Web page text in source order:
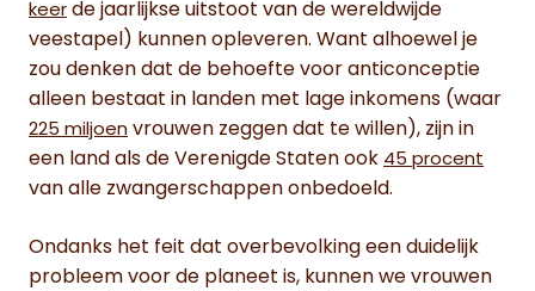
keer de jaarlijkse uitstoot van de wereldwijde
veestapel) kunnen opleveren. Want alhoewel je
zou denken dat de behoefte voor anticonceptie
alleen bestaat in landen met lage inkomens (waar
225 miljoen vrouwen zeggen dat te willen), zijn in
een land als de Verenigde Staten ook 45 procent
van alle zwangerschappen onbedoeld.
Ondanks het feit dat overbevolking een duidelijk
probleem voor de planeet is, kunnen we vrouwen